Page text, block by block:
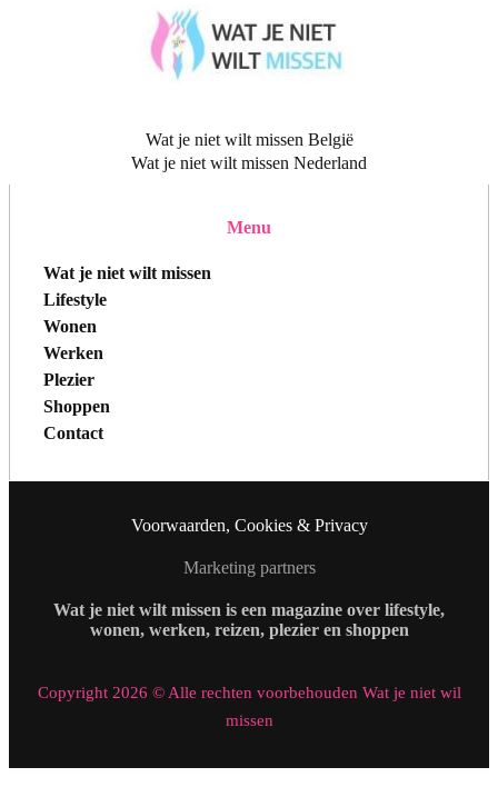
Wat je niet wilt missen België
Wat je niet wilt missen Nederland
Menu
Wat je niet wilt missen
Lifestyle
Wonen
Werken
Plezier
Shoppen
Contact
Voorwaarden, Cookies & Privacy
Marketing partners
Wat je niet wilt missen is een magazine over lifestyle,
wonen, werken, reizen, plezier en shoppen
Copyright 2026 © Alle rechten voorbehouden Wat je niet wil
missen